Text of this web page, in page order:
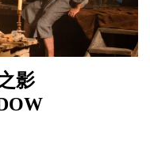
影